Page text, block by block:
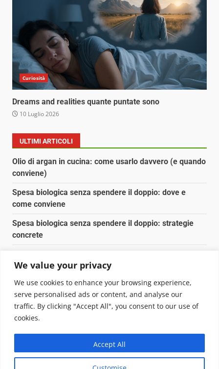
We value your privacy
We use cookies to enhance your browsing experience,
serve personalised ads or content, and analyse our
traffic. By clicking "Accept All", you consent to our use of
cookies.
Accept All
Curiosità
Dreams and realities quante puntate sono
10 Luglio 2026
ULTIMI ARTICOLI
Olio di argan in cucina: come usarlo davvero (e quando
conviene)
Spesa biologica senza spendere il doppio: dove e
come conviene
Spesa biologica senza spendere il doppio: strategie
concrete
Pulizia naturale della casa: 3 ingredienti che
sostituiscono 10 prodotti chimici
Copyright © 2025 Biopianeta.it proprietà di Jws Media
Questo blog non è una testata giornalistica, in quanto
viene aggiornato senza alcuna periodicità. Non può
pertanto considerarsi un prodotto editoriale ai sensi